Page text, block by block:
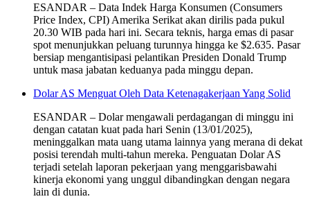
ESANDAR – Data Indek Harga Konsumen (Consumers
Price Index, CPI) Amerika Serikat akan dirilis pada pukul
20.30 WIB pada hari ini. Secara teknis, harga emas di pasar
spot menunjukkan peluang turunnya hingga ke $2.635. Pasar
bersiap mengantisipasi pelantikan Presiden Donald Trump
untuk masa jabatan keduanya pada minggu depan.
Dolar AS Menguat Oleh Data Ketenagakerjaan Yang Solid
ESANDAR – Dolar mengawali perdagangan di minggu ini
dengan catatan kuat pada hari Senin (13/01/2025),
meninggalkan mata uang utama lainnya yang merana di dekat
posisi terendah multi-tahun mereka. Penguatan Dolar AS
terjadi setelah laporan pekerjaan yang menggarisbawahi
kinerja ekonomi yang unggul dibandingkan dengan negara
lain di dunia.